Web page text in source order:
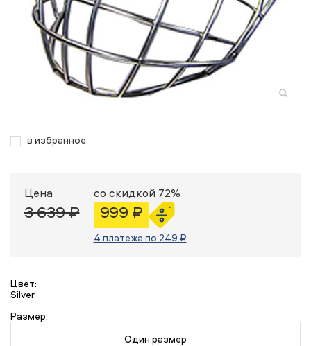
в избранное
Цена
3 639 ₽
со скидкой 72%
999 ₽
4 платежа по 249 ₽
Цвет:
Silver
Размер:
Один размер